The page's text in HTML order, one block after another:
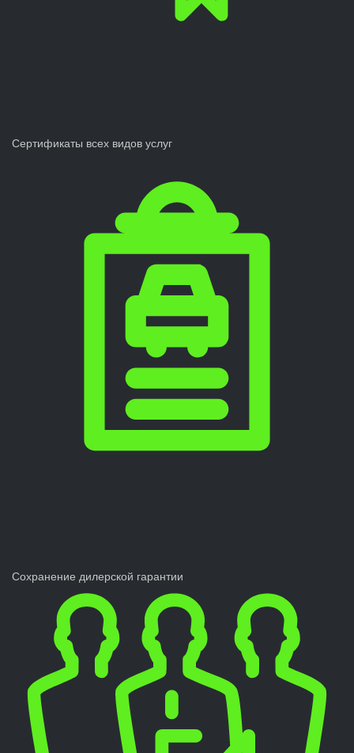
Сертификаты всех видов услуг
Сохранение дилерской гарантии